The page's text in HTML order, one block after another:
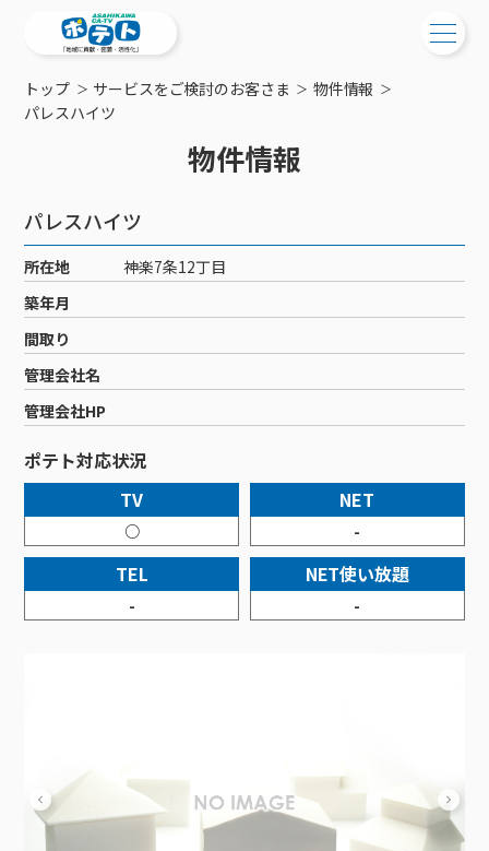
ご検討中の方
工事・配線について
新居をご検討中の方へ
ポテトを導入している集合住宅
物件情報
特典・キャンペーン
おトクな割引サービス
ご加入中の方
ご加入中のサービス確認・変更
WEBメール
サポートサービス
サポートサービストップ
リモートコール
回線速度測定
接続・設定⽅法
訪問サポート＆サポートパックサービス料⾦表
新着情報
メンテナンス・障害情報
ポテトからのプレゼント
イベントカレンダー
講座のご案内
サービス案内
サービス案内
ケーブルテレビ
ケーブルテレビトップ
チャンネル紹介
料⾦プラン
NHK衛星受信料団体⼀括⽀払
機器⼀覧
インターネット
インターネットトップ
料⾦プラン
Wi-Fiサービス
ポテトホーム防犯カメラ
オプションサービス
インターネットギガシェアプラン
固定電話
固定電話トップ
基本料⾦・通話料⾦
オプションサービス
auスマートバリュー
auまとめトーク
ポテトスマートフォントップ
料⾦プラン
機種⼀覧
オプションサービス
でんき
でんきトップ
ポラリンでんき×ポテト
ポテトでんき
暮らしを快適にするサービス
暮らしを快適にするサービストップ
ポテトライフメール
コミチャン
お困りの方はこちら
会社案内
メンテナンス
障害情報
トップ サービスをご検討のお客さま
物件情報
パレスハイツ
物件情報
パレスハイツ
所在地
神楽7条12丁目
築年月
間取り
管理会社名
管理会社HP
ポテト対応状況
TV
○
NET
-
TEL
-
NET使い放題
-